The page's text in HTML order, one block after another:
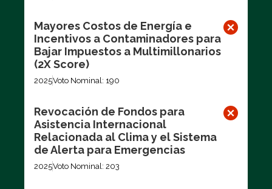
Mayores Costos de Energía e
Incentivos a Contaminadores para
Bajar Impuestos a Multimillonarios
(2X Score)
2025Voto Nominal: 190
Revocación de Fondos para
Asistencia Internacional
Relacionada al Clima y el Sistema
de Alerta para Emergencias
2025Voto Nominal: 203